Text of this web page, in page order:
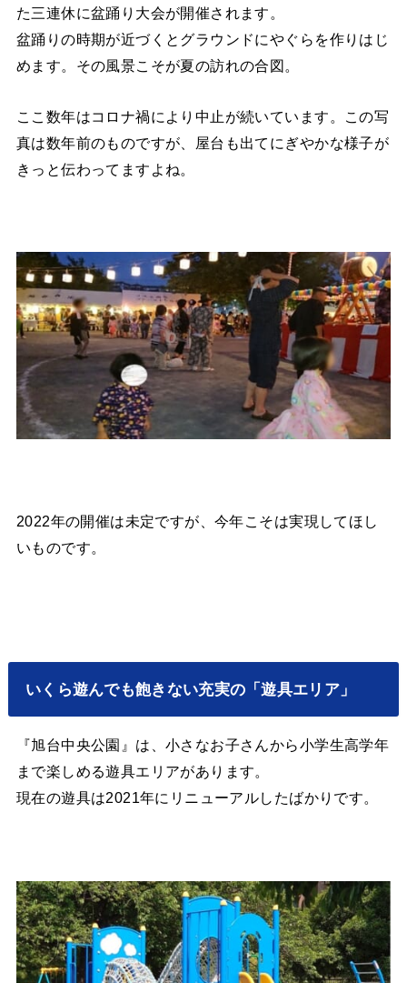
た三連休に盆踊り大会が開催されます。
盆踊りの時期が近づくとグラウンドにやぐらを作りはじ
めます。その風景こそが夏の訪れの合図。
ここ数年はコロナ禍により中止が続いています。この写
真は数年前のものですが、屋台も出てにぎやかな様子が
きっと伝わってますよね。
2022年の開催は未定ですが、今年こそは実現してほし
いものです。
いくら遊んでも飽きない充実の「遊具エリア」
『旭台中央公園』は、小さなお子さんから小学生高学年
まで楽しめる遊具エリアがあります。
現在の遊具は2021年にリニューアルしたばかりです。